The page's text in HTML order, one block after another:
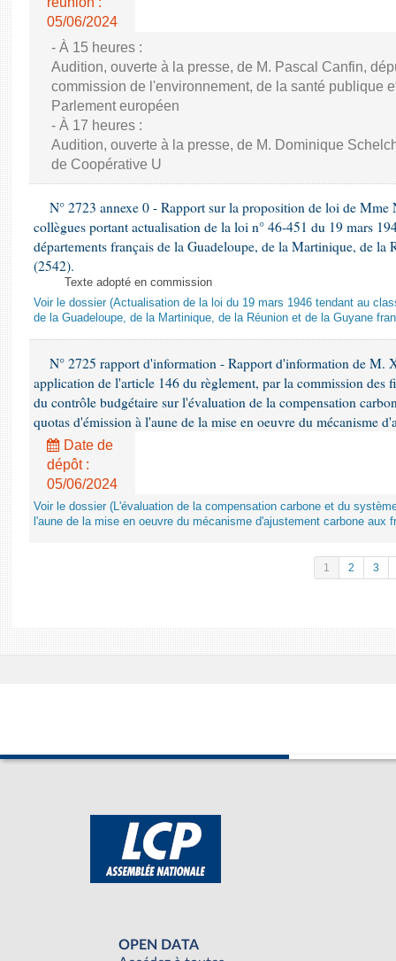
05/06/2024
- À 15 heures :
Audition, ouverte à la presse, de M. Pascal Canfin,
commission de l'environnement, de la santé publique
Parlement européen
- À 17 heures :
Audition, ouverte à la presse, de M. Dominique
de Coopérative U
N° 2723 annexe 0 - Rapport sur la proposition de loi de Mme
collègues portant actualisation de la loi n° 46-451 du 19 mars
départements français de la Guadeloupe, de la Martinique, de la
(2542).
Texte adopté en commission
Voir le dossier (Actualisation de la loi du 19 mars 1946 tendant au
de la Guadeloupe, de la Martinique, de la Réunion et de la Guyane
N° 2725 rapport d'information - Rapport d'information de M.
application de l'article 146 du règlement, par la commission des
du contrôle budgétaire sur l'évaluation de la compensation
quotas d'émission à l'aune de la mise en oeuvre du mécanisme
Date de
dépôt :
05/06/2024
Voir le dossier (L'évaluation de la compensation carbone et du
l'aune de la mise en oeuvre du mécanisme d'ajustement carbone aux
1 2 3
OPEN DATA